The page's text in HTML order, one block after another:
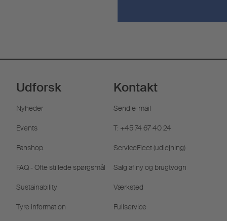
Udforsk
Nyheder
Events
Fanshop
FAQ - Ofte stillede spørgsmål
Sustainability
Tyre information
Kontakt
Send e-mail
T: +45 74 67 40 24
ServiceFleet (udlejning)
Salg af ny og brugtvogn
Værksted
Fullservice